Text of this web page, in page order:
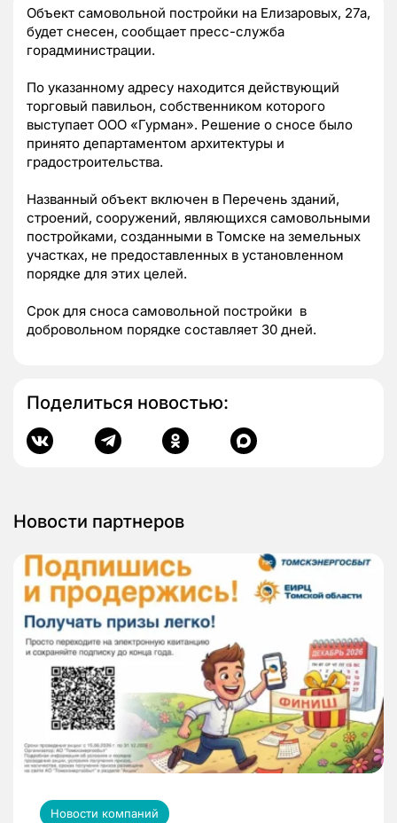
Объект самовольной постройки на Елизаровых, 27а,
будет снесен, сообщает пресс-служба
горадминистрации.
По указанному адресу находится действующий
торговый павильон, собственником которого
выступает ООО «Гурман». Решение о сносе было
принято департаментом архитектуры и
градостроительства.
Названный объект включен в Перечень зданий,
строений, сооружений, являющихся самовольными
постройками, созданными в Томске на земельных
участках, не предоставленных в установленном
порядке для этих целей.
Срок для сноса самовольной постройки в
добровольном порядке составляет 30 дней.
Поделиться новостью:
Новости партнеров
Новости компаний